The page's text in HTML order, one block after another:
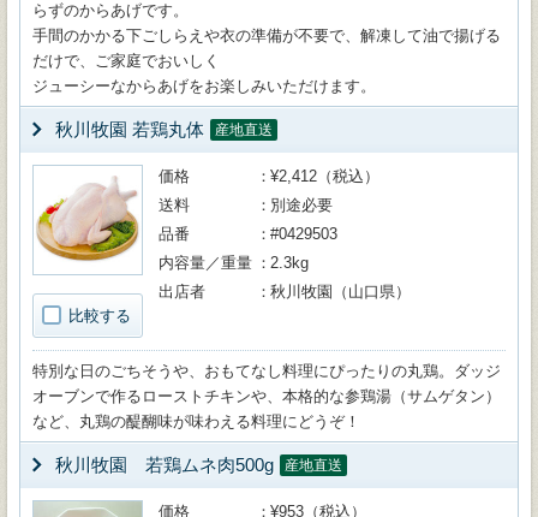
らずのからあげです。
手間のかかる下ごしらえや衣の準備が不要で、解凍して油で揚げる
だけで、ご家庭でおいしく
ジューシーなからあげをお楽しみいただけます。
秋川牧園 若鶏丸体 産地直送
比較する
価格
¥2,412（税込）
送料
別途必要
品番
#0429503
内容量／重量
2.3kg
出店者
秋川牧園（山口県）
特別な日のごちそうや、おもてなし料理にぴったりの丸鶏。ダッジ
オーブンで作るローストチキンや、本格的な参鶏湯（サムゲタン）
など、丸鶏の醍醐味が味わえる料理にどうぞ！
秋川牧園 若鶏ムネ肉500g 産地直送
価格
¥953（税込）